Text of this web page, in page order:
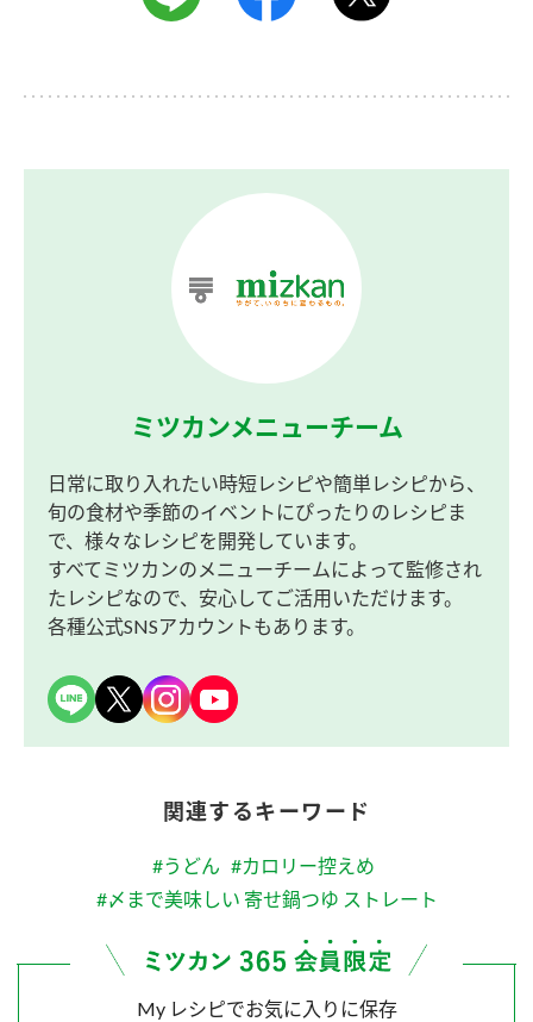
ミツカンメニューチーム
日常に取り入れたい時短レシピや簡単レシピから、
旬の食材や季節のイベントにぴったりのレシピま
で、様々なレシピを開発しています。
すべてミツカンのメニューチームによって監修され
たレシピなので、安心してご活用いただけます。
各種公式SNSアカウントもあります。
関連するキーワード
#うどん #カロリー控えめ
#〆まで美味しい 寄せ鍋つゆ ストレート
My レシピでお気に入りに保存